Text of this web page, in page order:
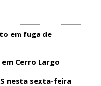
em fuga de
Cerro Largo
nesta sexta-feira